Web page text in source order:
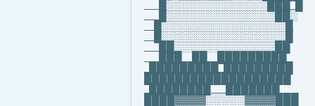
___█░░░░░░░░░░░░░███_█
___█░░░░░░░░░░░░░░██░
__█░░░░░░░░░░░░░░░░█
__█░░░░░░░░░░░░░░░░█
___██░░░░░░░░░░░░░██
___███__██__█████████
_█████████_█████████
███████████████████
_████████___███████
████▓▓▓▓░░░░░▓▓▓▓███